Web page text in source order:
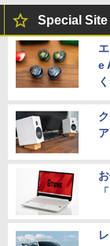
Special Site
e
く